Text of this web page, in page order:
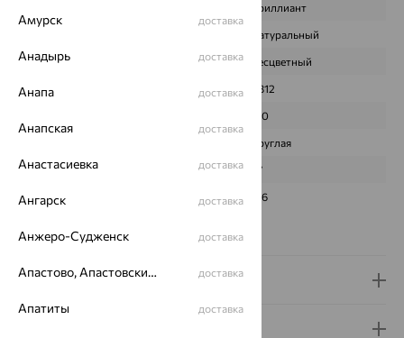
Бриллиант
Натуральный
ЦВЕТ Бесцветный
ВЕС 1,812
210
Круглая
ГРАНЕЙ 57
ЧИСТОТА 3/6
Сертификаты на камни
Доставка и оплата
Амурск доставка
Анадырь доставка
Анапа доставка
Анапская доставка
Анастасиевка доставка
Ангарск доставка
Анжеро-Судженск доставка
Апастово, Апастовский район доставка
Апатиты доставка